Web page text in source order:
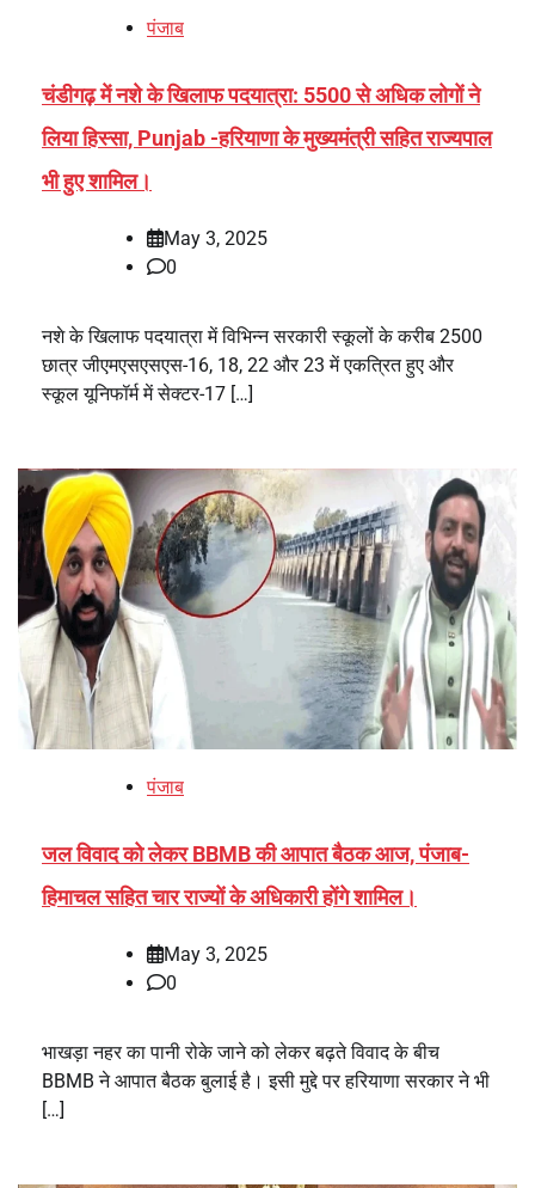
पंजाब
चंडीगढ़ में नशे के खिलाफ पदयात्रा: 5500 से अधिक लोगों ने
लिया हिस्सा, Punjab -हरियाणा के मुख्यमंत्री सहित राज्यपाल
भी हुए शामिल।
May 3, 2025
0
नशे के खिलाफ पदयात्रा में विभिन्न सरकारी स्कूलों के करीब 2500
छात्र जीएमएसएसएस-16, 18, 22 और 23 में एकत्रित हुए और
स्कूल यूनिफॉर्म में सेक्टर-17 […]
पंजाब
जल विवाद को लेकर BBMB की आपात बैठक आज, पंजाब-
हिमाचल सहित चार राज्यों के अधिकारी होंगे शामिल।
May 3, 2025
0
भाखड़ा नहर का पानी रोके जाने को लेकर बढ़ते विवाद के बीच
BBMB ने आपात बैठक बुलाई है। इसी मुद्दे पर हरियाणा सरकार ने भी
[…]